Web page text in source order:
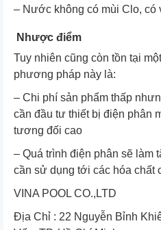
– Nước không có mùi Clo, có
Nhược điểm
Tuy nhiên cũng còn tồn tại
phương pháp này là:
– Chi phí sản phẩm thấp
cần đầu tư thiết bị điện phân
tương đối cao
– Quá trình điện phân sẽ làm
cần sử dụng tới các hóa chất
VINA POOL CO.,LTD
Địa Chỉ : 22 Nguyễn Bỉnh